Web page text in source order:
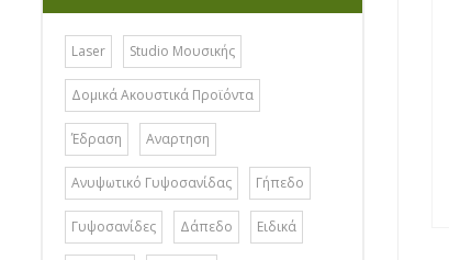
Laser Studio Μουσικής
Δομικά Ακουστικά Προϊόντα
Έδραση Αναρτηση
Ανυψωτικό Γυψοσανίδας Γήπεδο
Γυψοσανίδες Δάπεδο Ειδικά